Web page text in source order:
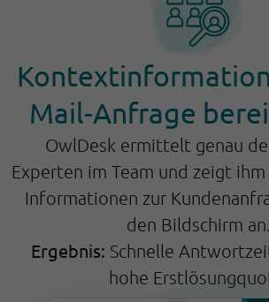
Mail-Anfrage
OwlDesk ermittelt genau
Experten im Team und zeigt
Informationen zur
den Bildschirm an.
Ergebnis: Schnelle
hohe